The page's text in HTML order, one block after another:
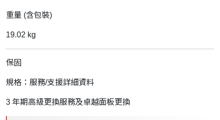
重量 (含包裝)
19.02 kg
保固
規格：服務/支援詳細資料
3 年期高級更換服務及卓越面板更換